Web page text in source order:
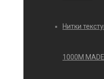
Нитки
1000М